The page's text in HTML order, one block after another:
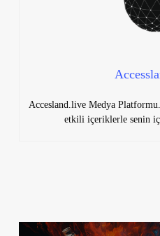
Accesland.live Medya
etkili içeriklerle senin